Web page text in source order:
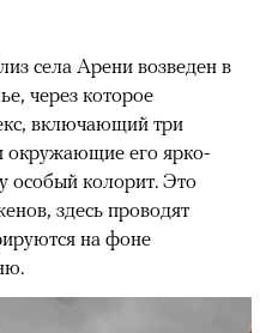
села Арени возведен в
через которое
включающий три
окружающие его ярко-
особый колорит. Это
здесь проводят
на фоне